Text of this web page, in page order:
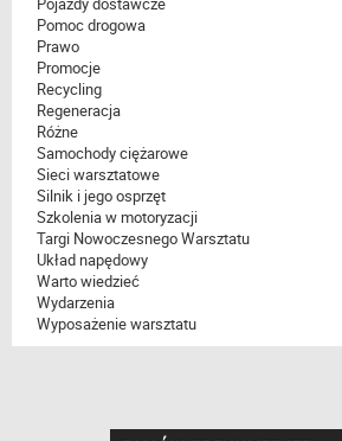
Pomoc drogowa
Prawo
Promocje
Recycling
Regeneracja
Różne
Samochody ciężarowe
Sieci warsztatowe
Silnik i jego osprzęt
Szkolenia w motoryzacji
Targi Nowoczesnego Warsztatu
Układ napędowy
Warto wiedzieć
Wydarzenia
Wyposażenie warsztatu